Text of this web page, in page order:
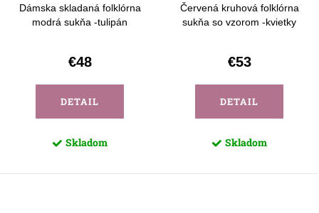
Dámska skladaná folklórna
modrá sukňa -tulipán
€48
DETAIL
Skladom
Červená kruhová folklórna
sukňa so vzorom -kvietky
€53
DETAIL
Skladom